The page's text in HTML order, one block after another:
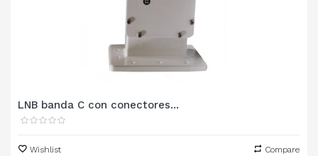
LNB banda C con conectores...
Wishlist Compare